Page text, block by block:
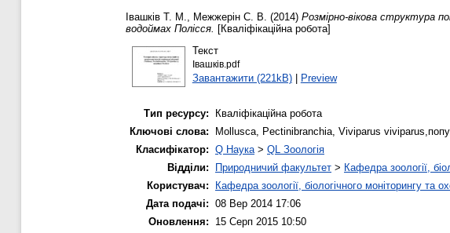
Івашків Т. М., Межжерін С. В. (2014) Розмірно-вікова структура
водоймах Полісся. [Кваліфікаційна робота]
Текст
Івашків.pdf
Завантажити (221kB)| Preview
Тип ресурсу:
Кваліфікаційна робота
Ключові слова:
Mollusca, Pectinibranchia, Viviparus
Класифікатор: Q Наука> QL Зоологія
Відділи:
Природничий факультет > Кафедра зоології,
Користувач:
Кафедра зоології, біологічного моніторингу та
Дата подачі: 08 Вер 2014 17:06
Оновлення:
15 Серп 2015 10:50